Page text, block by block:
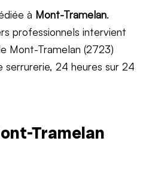
à Mont-Tramelan.
professionnels intervient
Mont-Tramelan (2723)
serrurerie, 24 heures sur 24
Tramelan